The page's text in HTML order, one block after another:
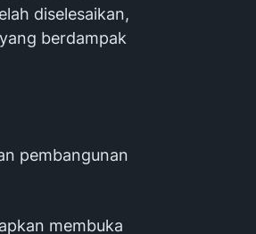
diselesaikan,
berdampak
pembangunan
membuka